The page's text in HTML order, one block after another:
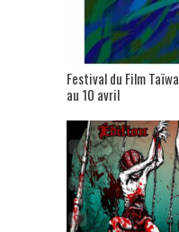
Festival du Film
au 10 avril